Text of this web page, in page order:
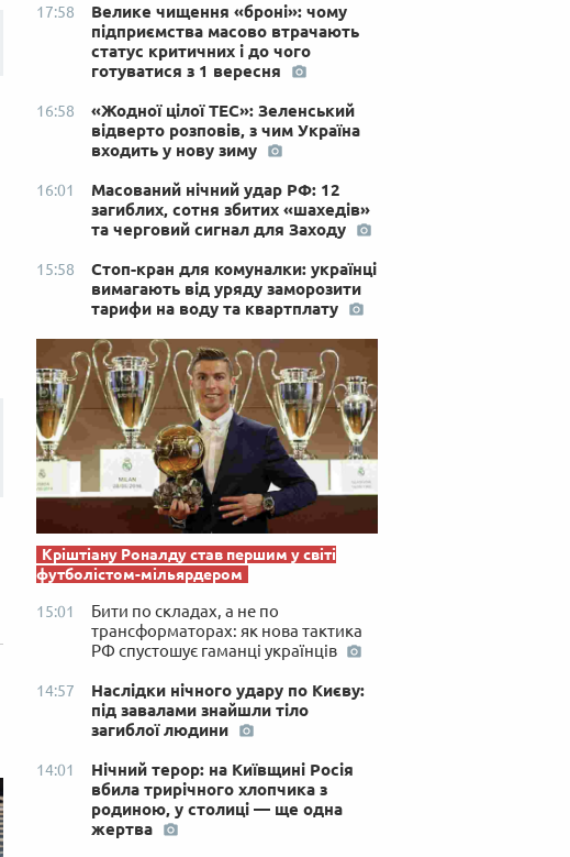
17:58
Велике чищення «броні»: чому
підприємства масово втрачають
статус критичних і до чого
готуватися з 1 вересня
16:58
«Жодної цілої ТЕС»: Зеленський
відверто розповів, з чим Україна
входить у нову зиму
16:01
Масований нічний удар РФ: 12
загиблих, сотня збитих «шахедів»
та черговий сигнал для Заходу
15:58
Стоп-кран для комуналки: українці
вимагають від уряду заморозити
тарифи на воду та квартплату
Кріштіану Роналду став першим у світі
футболістом-мільярдером
15:01
Бити по складах, а не по
трансформаторах: як нова тактика
РФ спустошує гаманці українців
14:57
Наслідки нічного удару по Києву:
під завалами знайшли тіло
загиблої людини
14:01
Нічний терор: на Київщині Росія
вбила трирічного хлопчика з
родиною, у столиці — ще одна
жертва